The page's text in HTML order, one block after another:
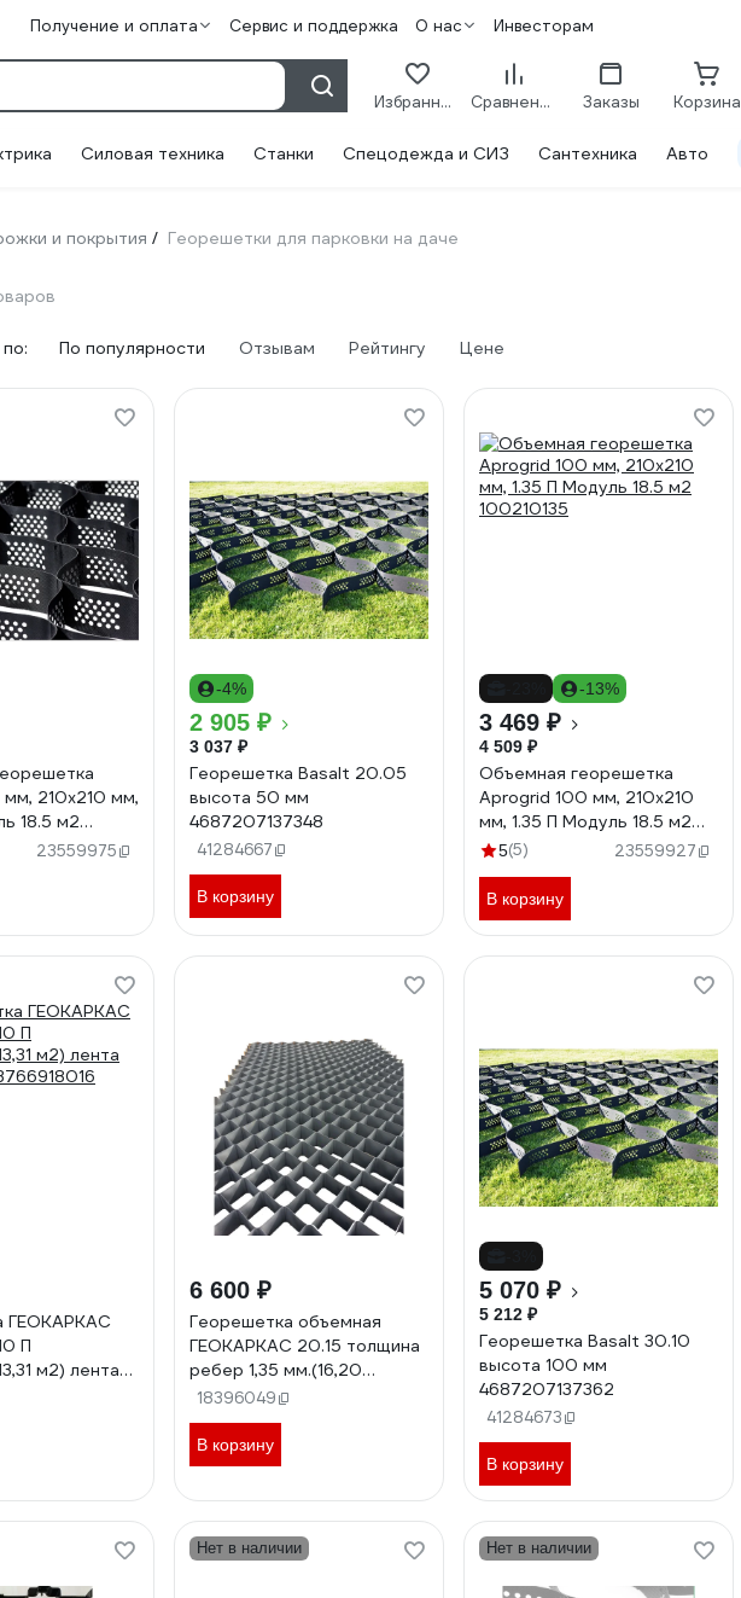
Получение и оплата Сервис и поддержка О нас Инвесторам
Избранное Сравнение Заказы Корзина
Силовая техника Станки Спецодежда и СИЗ Сантехника Авто
и покрытия / Георешетки для парковки на даче
По популярности Отзывам Рейтингу Цене
210x210 мм,
18.5 м2
23559975
-4%
2 905 ₽
3 037 ₽
Георешетка Basalt 20.05
высота 50 мм
4687207137348
41284667
В корзину
-13%
3 469 ₽
4 509 ₽
Объемная георешетка
Aprogrid 100 мм, 210x210
мм, 1.35 П Модуль 18.5 м2
100210135
5(5) 23559927
В корзину
ГЕОКАРКАС
П
м2) лента
6 600 ₽
Георешетка объемная
ГЕОКАРКАС 20.15 толщина
ребер 1,35 мм.(16,20
м2=2,5х6,48)
4673726848025
18396049
В корзину
5 070 ₽
5 212 ₽
Георешетка Basalt 30.10
высота 100 мм
4687207137362
41284673
В корзину
Нет в наличии Нет в наличии